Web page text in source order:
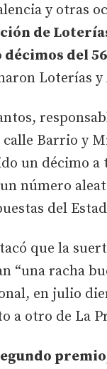
y otras
de
del
Loterías y
calle Barrio y
un décimo a
número
del
que la
“una racha
en julio
a otro de La